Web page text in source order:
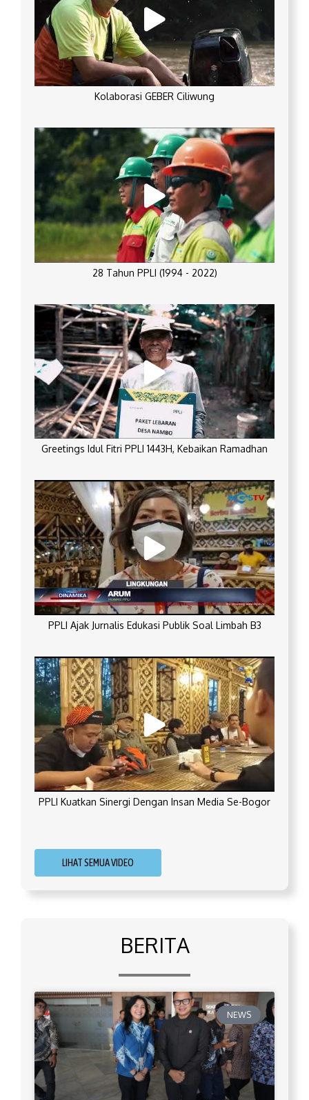
Kolaborasi GEBER Ciliwung
28 Tahun PPLI (1994 - 2022)
Greetings Idul Fitri PPLI 1443H, Kebaikan Ramadhan
PPLI Ajak Jurnalis Edukasi Publik Soal Limbah B3
PPLI Kuatkan Sinergi Dengan Insan Media Se-Bogor
LIHAT SEMUA VIDEO
BERITA
NEWS